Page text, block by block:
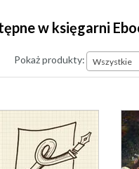
w księgarni
Pokaż produkty: Wszystkie